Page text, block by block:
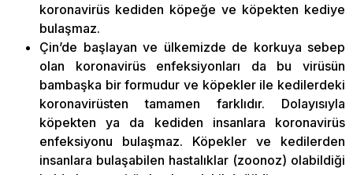
koronavirüs kediden köpeğe ve köpekten kediye
bulaşmaz.
Çin’de başlayan ve ülkemizde de korkuya sebep
olan koronavirüs enfeksiyonları da bu virüsün
bambaşka bir formudur ve köpekler ile kedilerdeki
koronavirüsten tamamen farklıdır. Dolayısıyla
köpekten ya da kediden insanlara koronavirüs
enfeksiyonu bulaşmaz. Köpekler ve kedilerden
insanlara bulaşabilen hastalıklar (zoonoz) olabildiği